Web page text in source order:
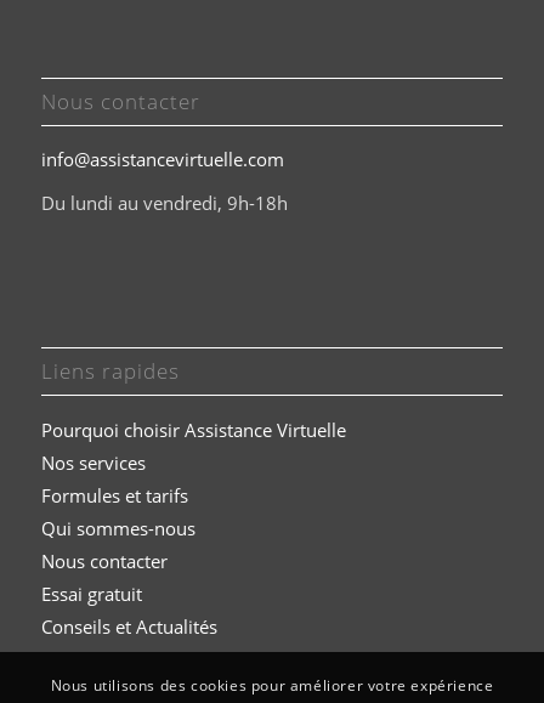
Nous contacter
info@assistancevirtuelle.com
Du lundi au vendredi, 9h-18h
Liens rapides
Pourquoi choisir Assistance Virtuelle
Nos services
Formules et tarifs
Qui sommes-nous
Nous contacter
Essai gratuit
Conseils et Actualités
Nous utilisons des cookies pour améliorer votre expérience